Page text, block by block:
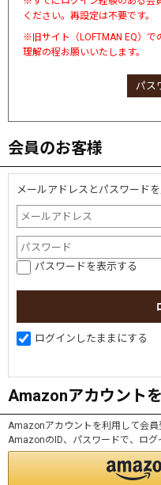
ください。再設定は不要です。
※旧サイト（LOFTMAN EQ）
理解の程お願いいたします。
パス
会員のお客様
メールアドレスとパスワード
パスワードを表示する
ログインしたままにする
Amazonアカウント
Amazonアカウントを利用して会員
AmazonのID、パスワードで、ログ